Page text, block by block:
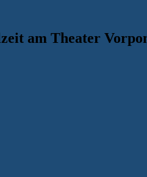
am Theater